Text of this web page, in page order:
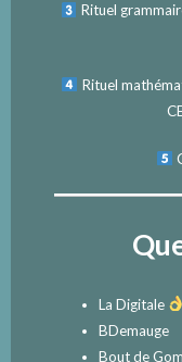
Rituel
Rituel
La Digitale
BDemauge
Bout de